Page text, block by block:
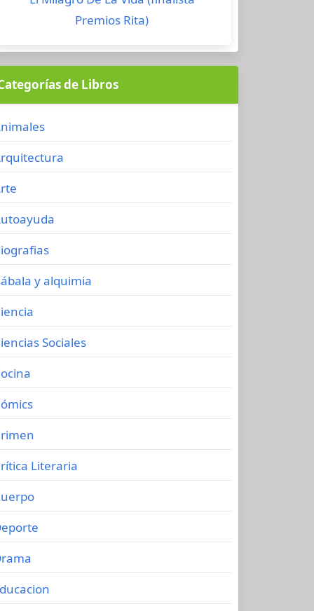
Premios Rita)
de Libros
y alquimia
Sociales
Literaria